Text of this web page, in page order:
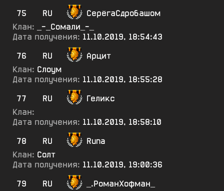
75
RU
СерёгаСдробашом
Клан:
_-_Сомали_-_
Дата получения: 11.10.2019, 18:54:43
76
RU
Арцит
Клан: Слоум
Дата получения: 11.10.2019, 18:55:28
77
RU
Геликс
Клан:
Дата получения: 11.10.2019, 18:58:10
78
RU
Runa
Клан: Солт
Дата получения: 11.10.2019, 19:00:36
79
RU
_.РоманХофман_